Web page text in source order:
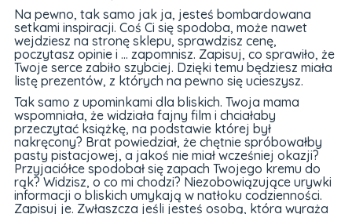
Na pewno, tak samo jak ja, jesteś bombardowana
setkami inspiracji. Coś Ci się spodoba, może nawet
wejdziesz na stronę sklepu, sprawdzisz cenę,
poczytasz opinie i ... zapomnisz. Zapisuj, co sprawiło, że
Twoje serce zabiło szybciej. Dzięki temu będziesz miała
listę prezentów, z których na pewno się ucieszysz.
Tak samo z upominkami dla bliskich. Twoja mama
wspomniała, że widziała fajny film i chciałaby
przeczytać książkę, na podstawie której był
nakręcony? Brat powiedział, że chętnie spróbowałby
pasty pistacjowej, a jakoś nie miał wcześniej okazji?
Przyjaciółce spodobał się zapach Twojego kremu do
rąk? Widzisz, o co mi chodzi? Niezobowiązujące urywki
informacji o bliskich umykają w natłoku codzienności.
Zapisuj je. Zwłaszcza jeśli jesteś osobą, która wyraża